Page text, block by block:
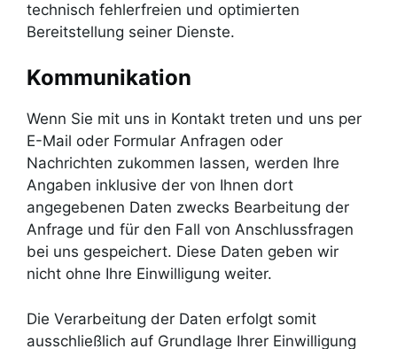
technisch fehlerfreien und optimierten
Bereitstellung seiner Dienste.
Kommunikation
Wenn Sie mit uns in Kontakt treten und uns per
E-Mail oder Formular Anfragen oder
Nachrichten zukommen lassen, werden Ihre
Angaben inklusive der von Ihnen dort
angegebenen Daten zwecks Bearbeitung der
Anfrage und für den Fall von Anschlussfragen
bei uns gespeichert. Diese Daten geben wir
nicht ohne Ihre Einwilligung weiter.
Die Verarbeitung der Daten erfolgt somit
ausschließlich auf Grundlage Ihrer Einwilligung